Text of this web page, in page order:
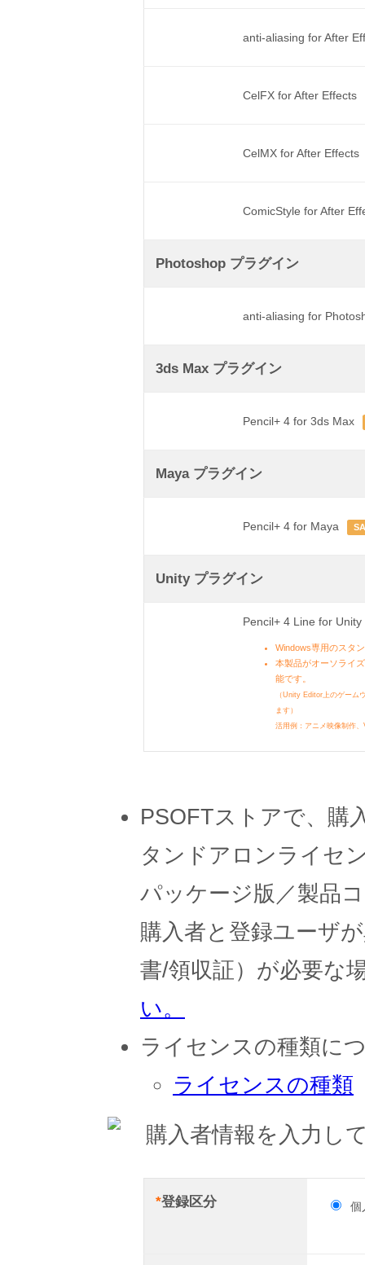
anti-aliasing for After
CelFX for After Effects
CelMX for After Effects
ComicStyle for After
Photoshop プラグイン
anti-aliasing for
3ds Max プラグイン
Pencil+ 4 for 3ds Max
Maya プラグイン
Pencil+ 4 for Maya
Unity プラグイン
Pencil+ 4 Line for Unity
Windows専用のスタ
本製品がオーソライ
能です。
（Unity Editor上のゲーム
ます）
活用例：アニメ映像制作
PSOFTストアで、購
タンドアロンライセ
パッケージ版／製品
購入者と登録ユーザ
書/領収証）が必要な
い。
ライセンスの種類に
ライセンスの種類
購入者情報を入力し
*登録区分 個